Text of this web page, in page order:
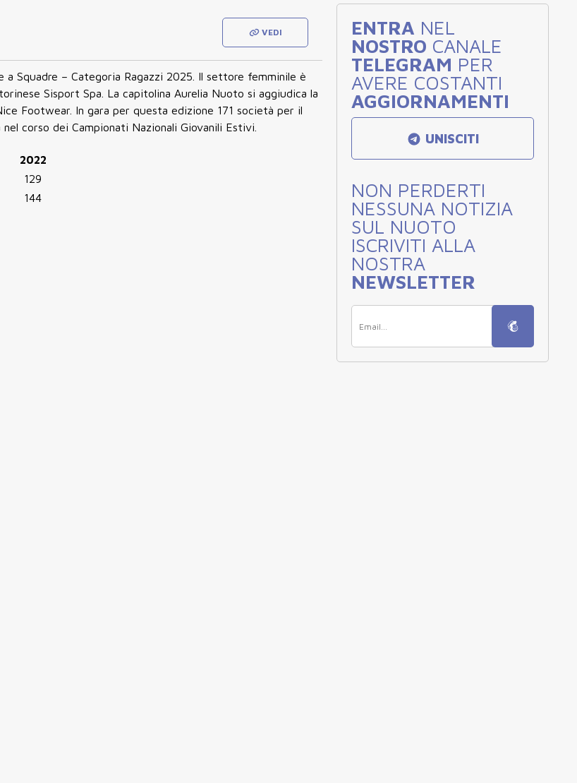
VEDI
Squadre – Categoria Ragazzi 2025. Il settore femminile è
Sisport Spa. La capitolina Aurelia Nuoto si aggiudica la
Footwear. In gara per questa edizione 171 società per il
corso dei Campionati Nazionali Giovanili Estivi.
2022
129
144
ENTRA NEL
NOSTRO CANALE
TELEGRAM PER
AVERE COSTANTI
AGGIORNAMENTI
UNISCITI
NON PERDERTI
NESSUNA NOTIZIA
SUL NUOTO
ISCRIVITI ALLA
NOSTRA
NEWSLETTER